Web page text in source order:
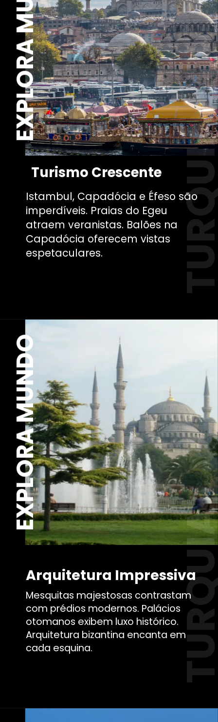
Turismo Crescente
Istambul, Capadócia e Éfeso são
imperdíveis. Praias do Egeu
atraem veranistas. Balões na
Capadócia oferecem vistas
espetaculares.
EXPLORA MUNDO
Arquitetura Impressiva
Mesquitas majestosas contrastam
com prédios modernos. Palácios
otomanos exibem luxo histórico.
Arquitetura bizantina encanta em
cada esquina.
EXPLORA MUNDO